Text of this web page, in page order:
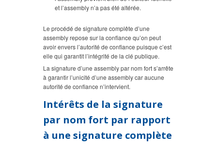
et l’assembly n’a pas été altérée.
Le procédé de signature complête d’une
assembly repose sur la confiance qu’on peut
avoir envers l’autorité de confiance puisque c’est
elle qui garantit l’intégrité de la clé publique.
La signature d’une assembly par nom fort s’arrête
à garantir l’unicité d’une assembly car aucune
autorité de confiance n’intervient.
Intérêts de la signature
par nom fort par rapport
à une signature complète